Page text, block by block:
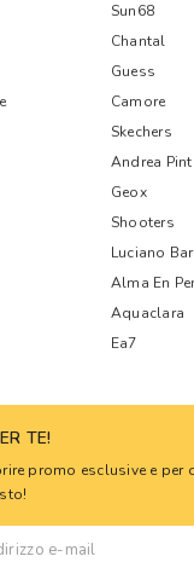
Sun68
Chantal
Guess
Camore
Skechers
Andrea
Geox
Shooters
Luciano
Alma En
Aquaclara
Ea7
TE!
promo esclusive e per